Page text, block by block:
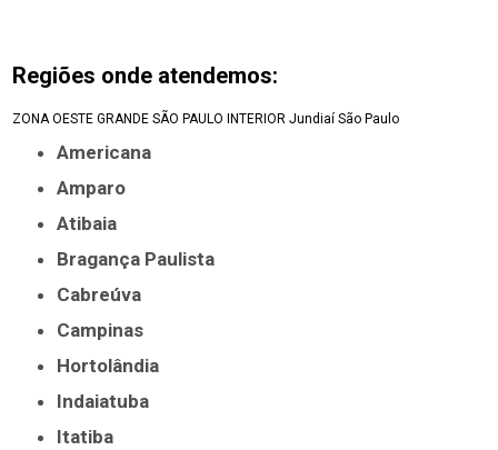
Regiões onde atendemos:
ZONA OESTE GRANDE SÃO PAULO INTERIOR Jundiaí São Paulo
Americana
Amparo
Atibaia
Bragança Paulista
Cabreúva
Campinas
Hortolândia
Indaiatuba
Itatiba